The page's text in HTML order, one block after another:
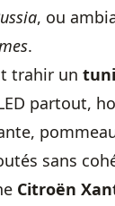
, ou
.
trahir un
partout,
sans
Citroën